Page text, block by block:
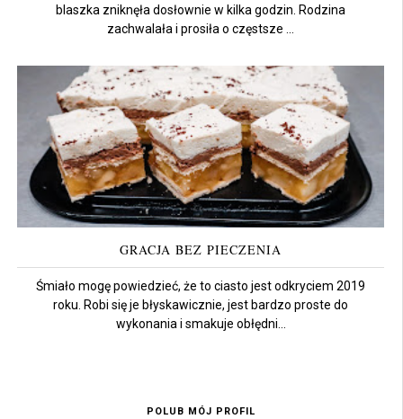
blaszka zniknęła dosłownie w kilka godzin. Rodzina
zachwalała i prosiła o częstsze ...
GRACJA BEZ PIECZENIA
Śmiało mogę powiedzieć, że to ciasto jest odkryciem 2019
roku. Robi się je błyskawicznie, jest bardzo proste do
wykonania i smakuje obłędni...
POLUB MÓJ PROFIL